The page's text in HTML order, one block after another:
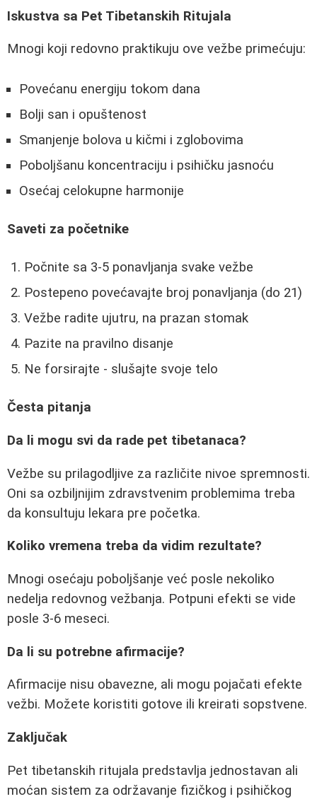
Iskustva sa Pet Tibetanskih Ritujala
Mnogi koji redovno praktikuju ove vežbe primećuju:
Povećanu energiju tokom dana
Bolji san i opuštenost
Smanjenje bolova u kičmi i zglobovima
Poboljšanu koncentraciju i psihičku jasnoću
Osećaj celokupne harmonije
Saveti za početnike
Počnite sa 3-5 ponavljanja svake vežbe
Postepeno povećavajte broj ponavljanja (do 21)
Vežbe radite ujutru, na prazan stomak
Pazite na pravilno disanje
Ne forsirajte - slušajte svoje telo
Česta pitanja
Da li mogu svi da rade pet tibetanaca?
Vežbe su prilagodljive za različite nivoe spremnosti.
Oni sa ozbiljnijim zdravstvenim problemima treba
da konsultuju lekara pre početka.
Koliko vremena treba da vidim rezultate?
Mnogi osećaju poboljšanje već posle nekoliko
nedelja redovnog vežbanja. Potpuni efekti se vide
posle 3-6 meseci.
Da li su potrebne afirmacije?
Afirmacije nisu obavezne, ali mogu pojačati efekte
vežbi. Možete koristiti gotove ili kreirati sopstvene.
Zaključak
Pet tibetanskih ritujala predstavlja jednostavan ali
moćan sistem za održavanje fizičkog i psihičkog